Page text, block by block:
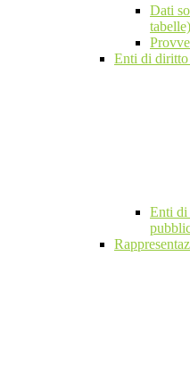
Dati
tabelle)
Enti di
Enti di